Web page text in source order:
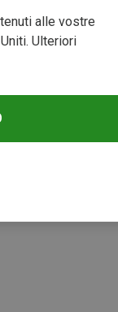
alle vostre
Ulteriori